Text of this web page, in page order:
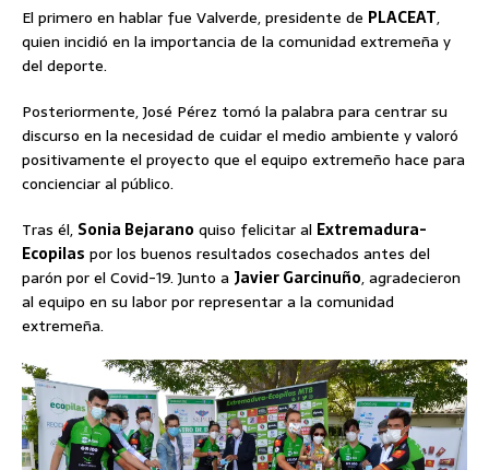
El primero en hablar fue Valverde, presidente de PLACEAT,
quien incidió en la importancia de la comunidad extremeña y
del deporte.
Posteriormente, José Pérez tomó la palabra para centrar su
discurso en la necesidad de cuidar el medio ambiente y valoró
positivamente el proyecto que el equipo extremeño hace para
concienciar al público.
Tras él, Sonia Bejarano quiso felicitar al Extremadura-
Ecopilas por los buenos resultados cosechados antes del
parón por el Covid-19. Junto a Javier Garcinuño, agradecieron
al equipo en su labor por representar a la comunidad
extremeña.